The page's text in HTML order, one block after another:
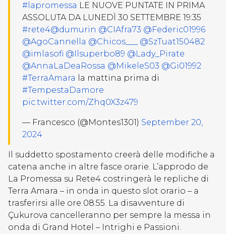
#lapromessa LE NUOVE PUNTATE IN PRIMA
ASSOLUTA DA LUNEDÌ 30 SETTEMBRE 19:35
#rete4@dumurin @CIAfra73 @Federic01996
@AgoCannella @Chicos___
@SzTuat150482
@imlasofi @Ilsuperbo89 @Lady_Pirate
@AnnaLaDeaRossa @MikeleS03 @Gi01992
#TerraAmara
la mattina prima di
#TempestaDamore
pic.twitter.com/Zhq0X3z479
— Francesco (@Montes1301) September 20,
2024
Il suddetto spostamento creerà delle modifiche a
catena anche in altre fasce orarie. L’approdo de
La Promessa su Rete4 costringerà le repliche di
Terra Amara – in onda in questo slot orario – a
trasferirsi alle ore 08:55. La disavventure di
Çukurova cancelleranno per sempre la messa in
onda di Grand Hotel – Intrighi e Passioni.